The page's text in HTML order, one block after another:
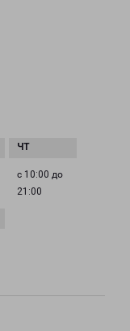
с 10:00 до
21:00